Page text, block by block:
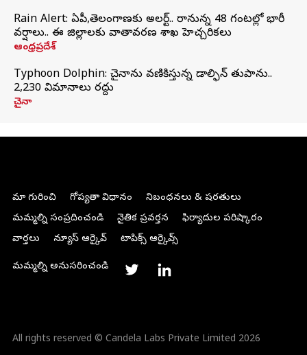
Rain Alert: ఏపీ,తెలంగాణకు అలర్ట్.. రానున్న 48 గంటల్లో భారీ
వర్షాలు.. ఈ జిల్లాలకు వాతావరణ శాఖ హెచ్చరికలు
ఆంధ్రప్రదేశ్
Typhoon Dolphin: చైనాను వణికిస్తున్న డాల్ఫిన్‌ తుపాను..
2,230 విమానాలు రద్దు
చైనా
మా గురించి గోప్యతా విధానం
నిబంధనలు & షరతులు
మమ్మల్ని సంప్రదించండి
నైతిక ప్రవర్తన
ఫిర్యాదుల పరిష్కారం
వార్తలు
న్యూస్ ఆర్కైవ్ టాపిక్స్ ఆర్కైవ్స్
మమ్మల్ని అనుసరించండి
All rights reserved © Candela Labs Private Limited 2026